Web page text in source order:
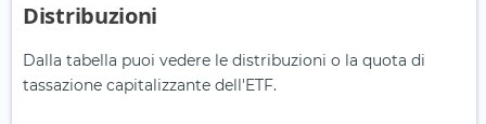
Distribuzioni
Dalla tabella puoi vedere le distribuzioni o la quota di
tassazione capitalizzante dell'ETF.